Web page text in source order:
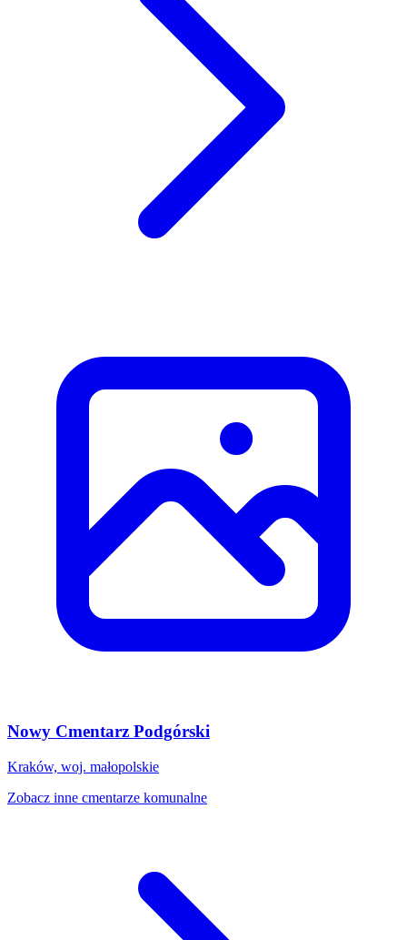
Nowy Cmentarz Podgórski
Kraków, woj. małopolskie
Zobacz inne cmentarze komunalne